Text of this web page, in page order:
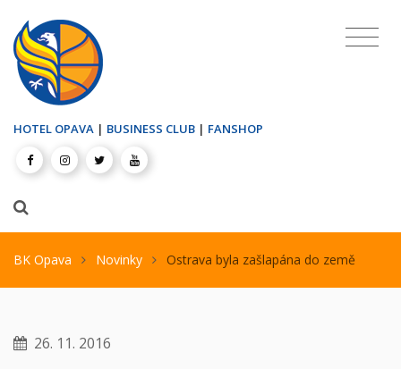
HOTEL OPAVA | BUSINESS CLUB | FANSHOP
BK Opava Novinky Ostrava byla zašlapána do země
26. 11. 2016